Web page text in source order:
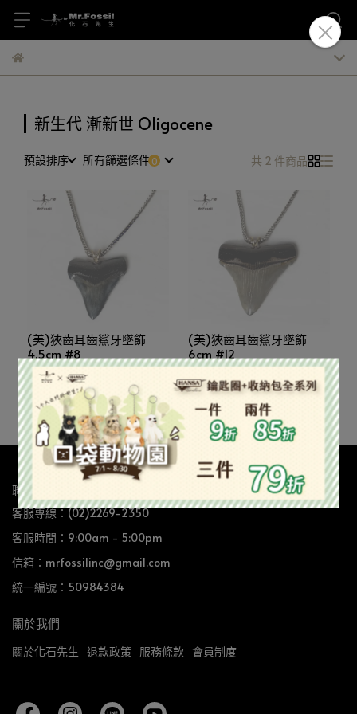
新生代 漸新世 Oligocene
預設排序 所有篩選條件 共 2 件商品
(美)狹齒耳齒鯊牙墜飾
4.5cm #8
NT$6,900
已售完
(美)狹齒耳齒鯊牙墜飾
6cm #12
NT$6,300
已售完
聯繫我們
客服專線：(02)2269-2350
客服時間：9:00am - 5:00pm
信箱：mrfossilinc@gmail.com
統一編號：50984384
關於我們
關於化石先生 退款政策 服務條款 會員制度